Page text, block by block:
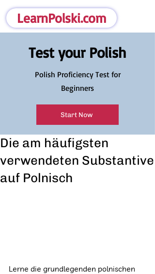
LearnPolski.com
Test your Polish
Polish Proficiency Test for
Beginners
Start Now
Die am häufigsten
verwendeten Substantive
auf Polnisch
Lerne die grundlegenden polnischen